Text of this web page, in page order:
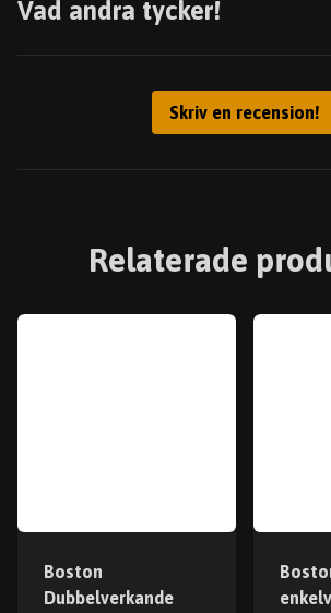
Vad andra tycker!
Skriv en recension!
Relaterade
Boston
Dubbelverkande